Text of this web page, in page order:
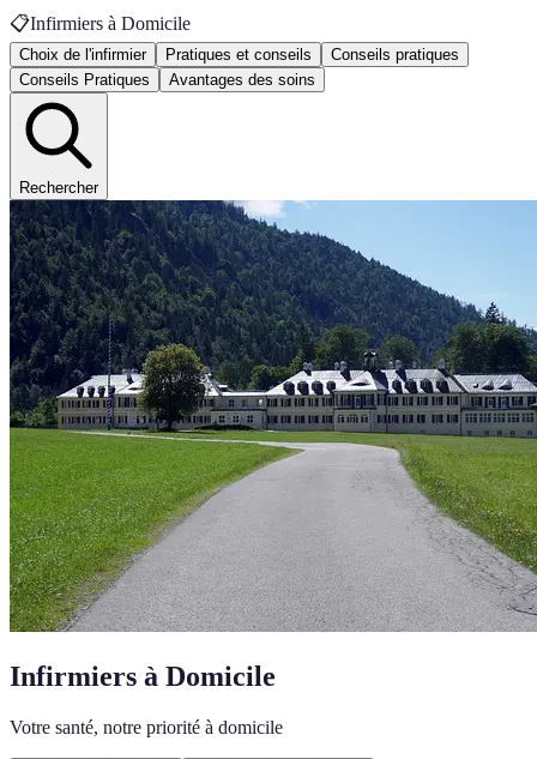
📋Infirmiers à Domicile
Choix de l'infirmier Pratiques et conseils
Conseils pratiques
Conseils Pratiques
Avantages des soins
Rechercher
Infirmiers à Domicile
Votre santé, notre priorité à domicile